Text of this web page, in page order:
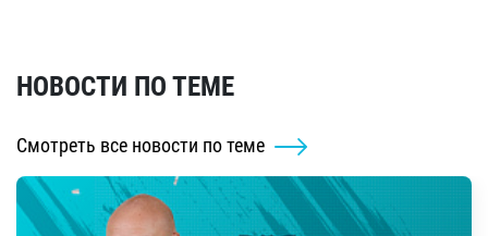
НОВОСТИ ПО ТЕМЕ
Смотреть все новости по теме